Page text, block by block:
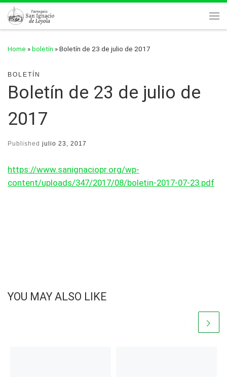
Skip to content
Home » boletín » Boletín de 23 de julio de 2017
BOLETÍN
Boletín de 23 de julio de
2017
Published julio 23, 2017
https://www.sanignaciopr.org/wp-
content/uploads/347/2017/08/boletin-2017-07-23.pdf
YOU MAY ALSO LIKE